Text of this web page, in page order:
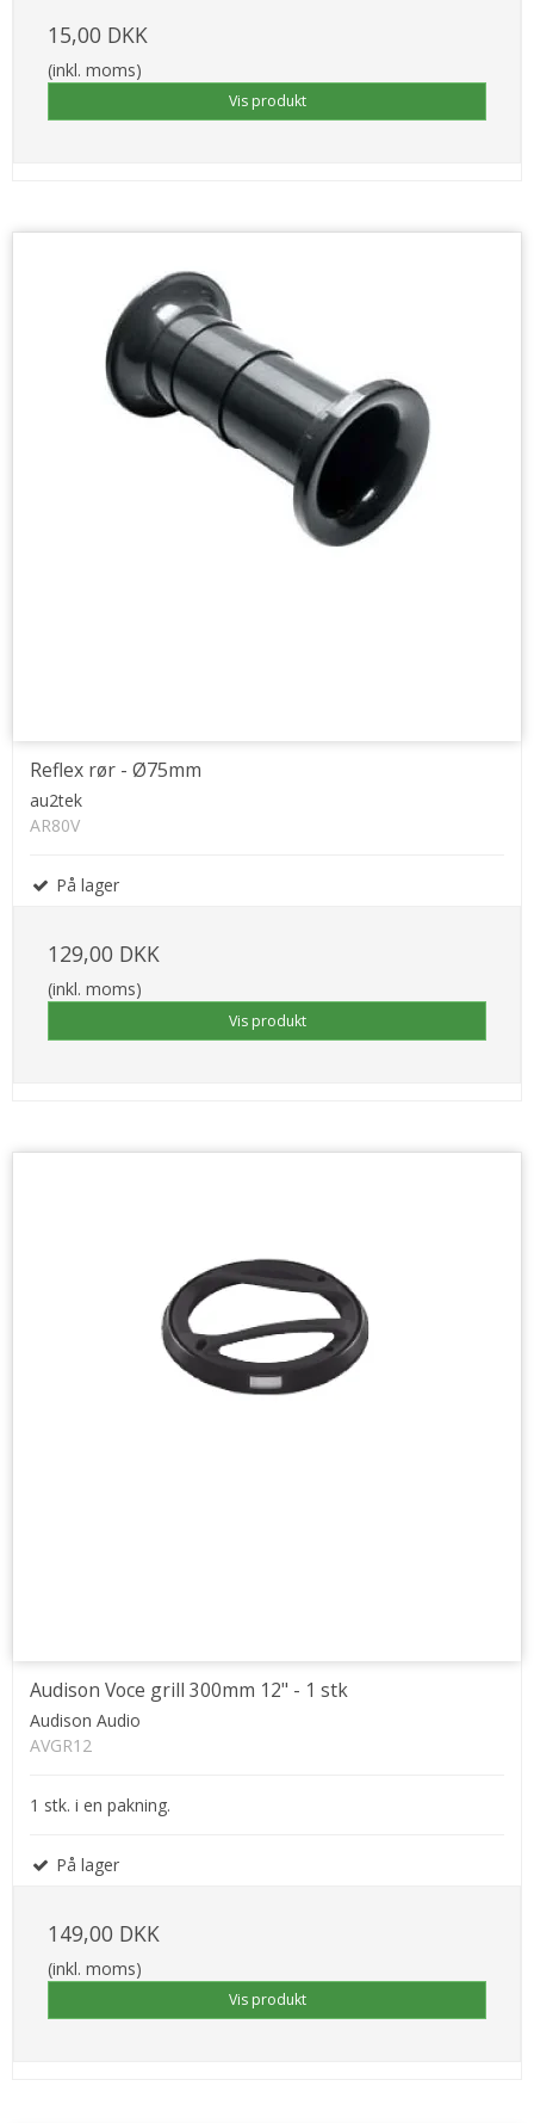
15,00 DKK
(inkl. moms)
Vis produkt
Reflex rør - Ø75mm
au2tek
AR80V
På lager
129,00 DKK
(inkl. moms)
Vis produkt
Audison Voce grill 300mm 12" - 1 stk
Audison Audio
AVGR12
1 stk. i en pakning.
På lager
149,00 DKK
(inkl. moms)
Vis produkt